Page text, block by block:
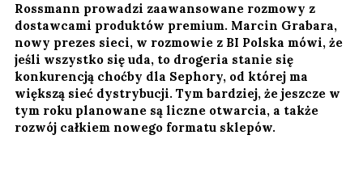
Rossmann prowadzi zaawansowane rozmowy z
dostawcami produktów premium. Marcin Grabara,
nowy prezes sieci, w rozmowie z BI Polska mówi, że
jeśli wszystko się uda, to drogeria stanie się
konkurencją choćby dla Sephory, od której ma
większą sieć dystrybucji. Tym bardziej, że jeszcze w
tym roku planowane są liczne otwarcia, a także
rozwój całkiem nowego formatu sklepów.